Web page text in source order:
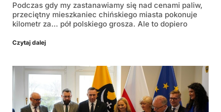
Podczas gdy my zastanawiamy się nad cenami paliw,
przeciętny mieszkaniec chińskiego miasta pokonuje
kilometr za… pół polskiego grosza. Ale to dopiero
Czytaj dalej